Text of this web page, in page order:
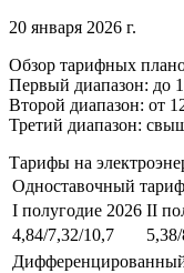
20 января 2026 г.
Обзор тарифных
Первый диапазон: до
Второй диапазон: от
Третий диапазон:
Тарифы на
Одноставочный тариф
I полугодие 2026 II
4,84/7,32/10,7